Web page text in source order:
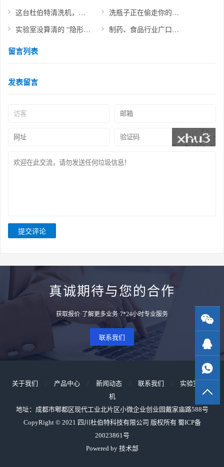
这台杜伯特清洗机，正在悄悄帮实验室“省钱”和“赚钱” 洗瓶子正在偷走你的科研生命！
实验室没算清的 “隐形亏空”，靠它就能补回来 制药、食品行业广口瓶洗瓶机工作原理与技术优势
留言列表
发表留言
提交评论
真诚期待与您的合作
获取报价·了解更多业务·7*24小时专业服务
联系我们
关于我们 产品中心/ 新闻动态/ 联系我们
实验室洗瓶
机
地址：成都市郫都区现代工业北片区小微企业创业园戴家庙路588号
CopyRight © 2021 四川杜伯特科技有限公司 版权所有 蜀ICP备
20023861号
Powered by 技术部